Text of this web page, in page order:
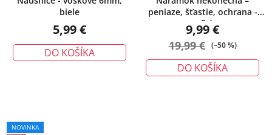
biele
5,99 €
DO KOŠÍKA
peniaze, šťastie, ochrana -
veľký
9,99 €
19,99 € (–50 %)
DO KOŠÍKA
NOVINKA